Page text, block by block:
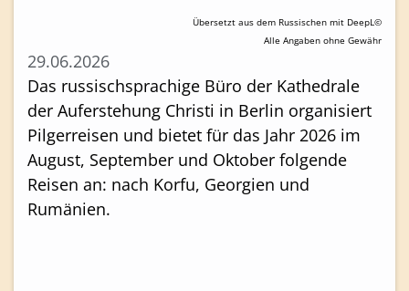
Übersetzt aus dem Russischen mit DeepL©
Alle Angaben ohne Gewähr
29.06.2026
Das russischsprachige Büro der Kathedrale
der Auferstehung Christi in Berlin organisiert
Pilgerreisen und bietet für das Jahr 2026 im
August, September und Oktober folgende
Reisen an: nach Korfu, Georgien und
Rumänien.